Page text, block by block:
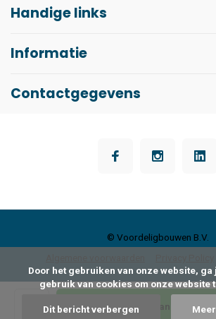
Toevoegen aan
Handige links
Informatie
Contactgegevens
© Voordeligbouwen B.V.
gebruik van cookies om onze website
Dit bericht verbergen